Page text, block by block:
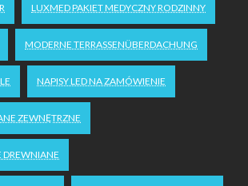
LUXMED PAKIET MEDYCZNY RODZINNY
MODERNE TERRASSENÜBERDACHUNG
NAPISY LED NA ZAMÓWIENIE
ZEWNĘTRZNE
DREWNIANE